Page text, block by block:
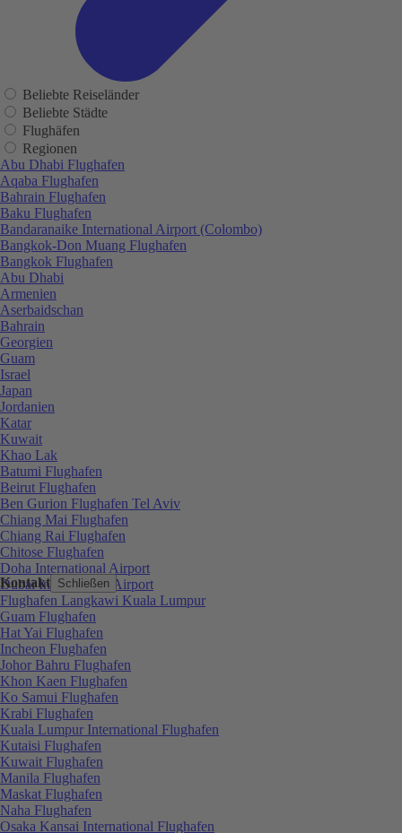
Kontakt Schließen
Beliebte Reiseländer
Beliebte Städte
Flughäfen
Regionen
Abu Dhabi Flughafen
Aqaba Flughafen
Bahrain Flughafen
Baku Flughafen
Bandaranaike International Airport (Colombo)
Bangkok-Don Muang Flughafen
Bangkok Flughafen
Abu Dhabi
Armenien
Aserbaidschan
Bahrain
Georgien
Guam
Israel
Japan
Jordanien
Katar
Kuwait
Khao Lak
Batumi Flughafen
Beirut Flughafen
Ben Gurion Flughafen Tel Aviv
Chiang Mai Flughafen
Chiang Rai Flughafen
Chitose Flughafen
Doha International Airport
Dubai International Airport
Flughafen Langkawi Kuala Lumpur
Guam Flughafen
Hat Yai Flughafen
Incheon Flughafen
Johor Bahru Flughafen
Khon Kaen Flughafen
Ko Samui Flughafen
Krabi Flughafen
Kuala Lumpur International Flughafen
Kutaisi Flughafen
Kuwait Flughafen
Manila Flughafen
Maskat Flughafen
Naha Flughafen
Osaka Kansai International Flughafen